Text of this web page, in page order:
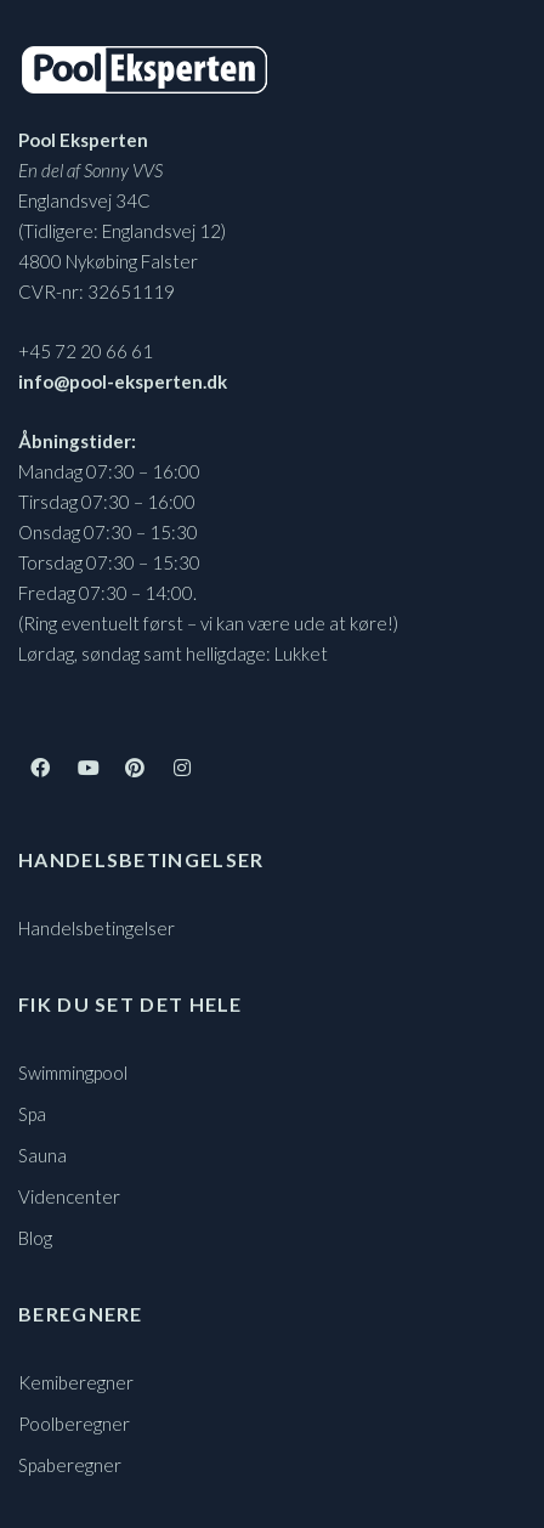
Pool Eksperten
En del af Sonny VVS
Englandsvej 34C
(Tidligere: Englandsvej 12)
4800 Nykøbing Falster
CVR-nr: 32651119
+45 72 20 66 61
info@pool-eksperten.dk
Åbningstider:
Mandag 07:30 – 16:00
Tirsdag 07:30 – 16:00
Onsdag 07:30 – 15:30
Torsdag 07:30 – 15:30
Fredag 07:30 – 14:00.
(Ring eventuelt først – vi kan være ude at køre!)
Lørdag, søndag samt helligdage: Lukket
HANDELSBETINGELSER
Handelsbetingelser
FIK DU SET DET HELE
Swimmingpool
Spa
Sauna
Videncenter
Blog
BEREGNERE
Kemiberegner
Poolberegner
Spaberegner